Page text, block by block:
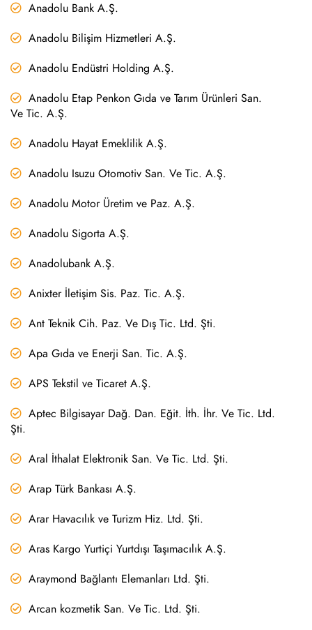
Anadolu Bank A.Ş.
Anadolu Bilişim Hizmetleri A.Ş.
Anadolu Endüstri Holding A.Ş.
Anadolu Etap Penkon Gıda ve Tarım Ürünleri San.
Ve Tic. A.Ş.
Anadolu Hayat Emeklilik A.Ş.
Anadolu Isuzu Otomotiv San. Ve Tic. A.Ş.
Anadolu Motor Üretim ve Paz. A.Ş.
Anadolu Sigorta A.Ş.
Anadolubank A.Ş.
Anixter İletişim Sis. Paz. Tic. A.Ş.
Ant Teknik Cih. Paz. Ve Dış Tic. Ltd. Şti.
Apa Gıda ve Enerji San. Tic. A.Ş.
APS Tekstil ve Ticaret A.Ş.
Aptec Bilgisayar Dağ. Dan. Eğit. İth. İhr. Ve Tic. Ltd.
Şti.
Aral İthalat Elektronik San. Ve Tic. Ltd. Şti.
Arap Türk Bankası A.Ş.
Arar Havacılık ve Turizm Hiz. Ltd. Şti.
Aras Kargo Yurtiçi Yurtdışı Taşımacılık A.Ş.
Araymond Bağlantı Elemanları Ltd. Şti.
Arcan kozmetik San. Ve Tic. Ltd. Şti.